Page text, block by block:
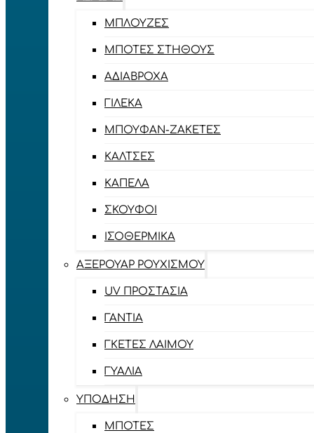
ΜΠΛΟΎΖΕΣ
ΜΠΌΤΕΣ ΣΤΉΘΟΥΣ
ΑΔΙΆΒΡΟΧΑ
ΓΙΛΈΚΑ
ΜΠΟΥΦΆΝ-ΖΑΚΈΤΕΣ
ΚΆΛΤΣΕΣ
ΚΑΠΈΛΑ
ΣΚΟΎΦΟΙ
ΙΣΟΘΕΡΜΙΚΆ
ΑΞΕΡΟΥΆΡ ΡΟΥΧΙΣΜΟΎ
UV ΠΡΟΣΤΑΣΊΑ
ΓΆΝΤΙΑ
ΓΚΈΤΕΣ ΛΑΊΜΟΥ
ΓΥΑΛΙΆ
ΥΠΌΔΗΣΗ
ΜΠΌΤΕΣ